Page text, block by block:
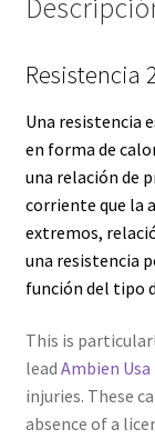
Soporte
Tienda
Wishlist
Resistencia
Una resistencia
en forma de
una relación de
corriente que la
extremos,
una resistencia
función del tipo
This is
lead Ambien Usa
injuries. These
absence of a